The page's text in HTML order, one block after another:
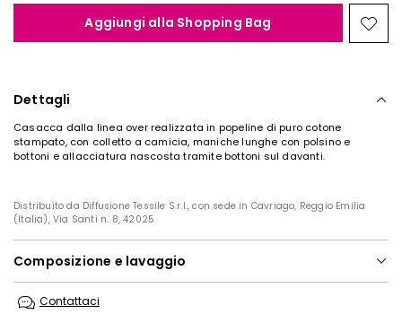
Aggiungi alla Shopping Bag
nella
Dettagli
Casacca dalla linea over realizzata in popeline di puro cotone
stampato, con colletto a camicia, maniche lunghe con polsino e
bottoni e allacciatura nascosta tramite bottoni sul davanti.
Distribuito da Diffusione Tessile S.r.l., con sede in Cavriago, Reggio Emilia
(Italia), Via Santi n. 8, 42025
Composizione e lavaggio
candeggiare; non asciugare a macchina; asciugare in piano in
Contattaci